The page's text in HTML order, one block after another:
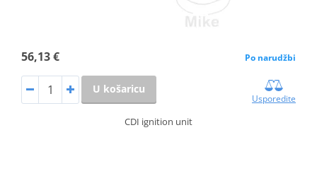
56,13 € Po narudžbi
U košaricu
Usporedite
CDI ignition unit